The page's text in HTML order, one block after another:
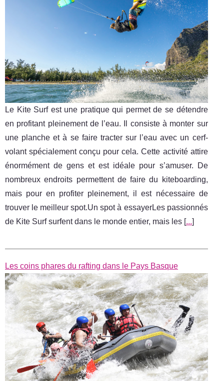
Le Kite Surf est une pratique qui permet de se détendre
en profitant pleinement de l’eau. Il consiste à monter sur
une planche et à se faire tracter sur l’eau avec un cerf-
volant spécialement conçu pour cela. Cette activité attire
énormément de gens et est idéale pour s’amuser. De
nombreux endroits permettent de faire du kiteboarding,
mais pour en profiter pleinement, il est nécessaire de
trouver le meilleur spot.Un spot à essayerLes passionnés
de Kite Surf surfent dans le monde entier, mais les [...]
Les coins phares du rafting dans le Pays Basque